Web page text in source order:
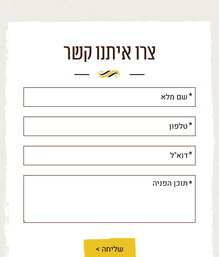
צרו איתנו קשר
אנא
מלאו
את
טופס
צרו
איתנו